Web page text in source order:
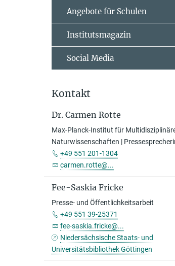
Angebote für Schulen
Institutsmagazin
Social Media
Kontakt
Dr. Carmen Rotte
Max-Planck-Institut für
Naturwissenschaften |
+49 551 201-1304
carmen.rotte@...
Fee-Saskia Fricke
Presse- und Öffentlichkeitsarbeit
+49 551 39-25371
fee-saskia.fricke@...
Niedersächsische Staats- und
Universitätsbibliothek Göttingen